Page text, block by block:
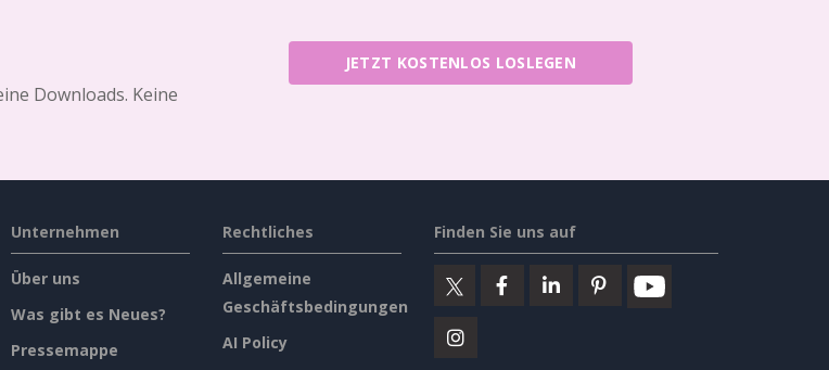
Downloads. Keine
JETZT KOSTENLOS LOSLEGEN
Unternehmen
Über uns
Was gibt es Neues?
Pressemappe
Rechtliches
Allgemeine
Geschäftsbedingungen
AI Policy
Finden Sie uns auf